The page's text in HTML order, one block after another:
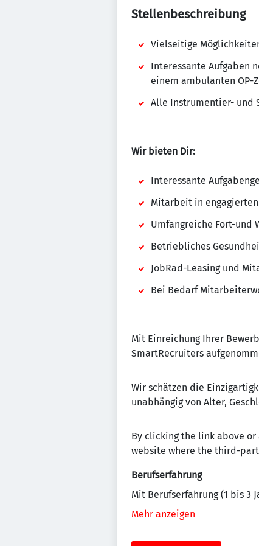
Stellenbeschreibung
Vielseitige
Interessante Aufgaben
einem ambulanten OP-
Alle Instrumentier- und
Wir bieten Dir:
Interessante
Mitarbeit in engagierten
Umfangreiche Fort-und
Betriebliches
JobRad-Leasing und
Bei Bedarf
Mit Einreichung Ihrer
SmartRecruiters
Wir schätzen die
unabhängig von Alter,
By clicking the link above
website where the third-
Berufserfahrung
Mit Berufserfahrung (1 bis 3
Mehr anzeigen